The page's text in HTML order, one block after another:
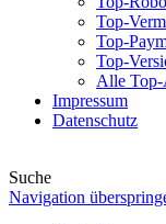
Top-
Top-
Top-
Alle
Impressum
Datenschutz
Suche
Navigation